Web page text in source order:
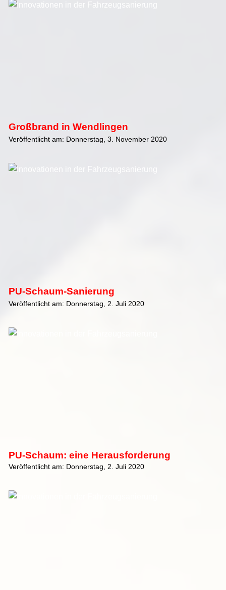
Großbrand in Wendlingen
Veröffentlicht am: Donnerstag, 3. November 2020
PU-Schaum-Sanierung
Veröffentlicht am: Donnerstag, 2. Juli 2020
PU-Schaum: eine Herausforderung
Veröffentlicht am: Donnerstag, 2. Juli 2020